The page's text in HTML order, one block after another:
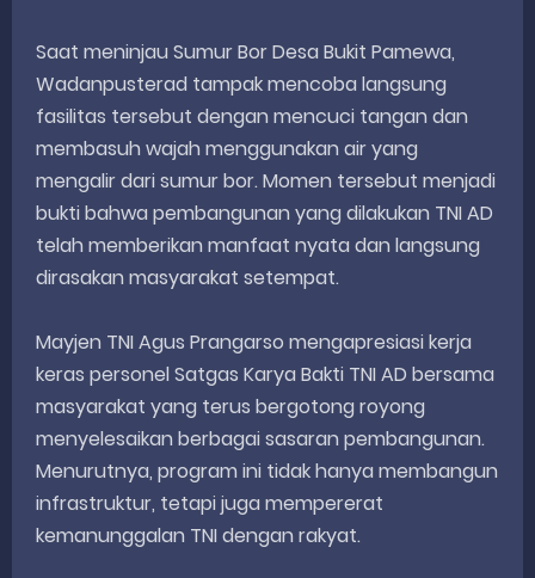
Saat meninjau Sumur Bor Desa Bukit Pamewa,
Wadanpusterad tampak mencoba langsung
fasilitas tersebut dengan mencuci tangan dan
membasuh wajah menggunakan air yang
mengalir dari sumur bor. Momen tersebut menjadi
bukti bahwa pembangunan yang dilakukan TNI AD
telah memberikan manfaat nyata dan langsung
dirasakan masyarakat setempat.
Mayjen TNI Agus Prangarso mengapresiasi kerja
keras personel Satgas Karya Bakti TNI AD bersama
masyarakat yang terus bergotong royong
menyelesaikan berbagai sasaran pembangunan.
Menurutnya, program ini tidak hanya membangun
infrastruktur, tetapi juga mempererat
kemanunggalan TNI dengan rakyat.